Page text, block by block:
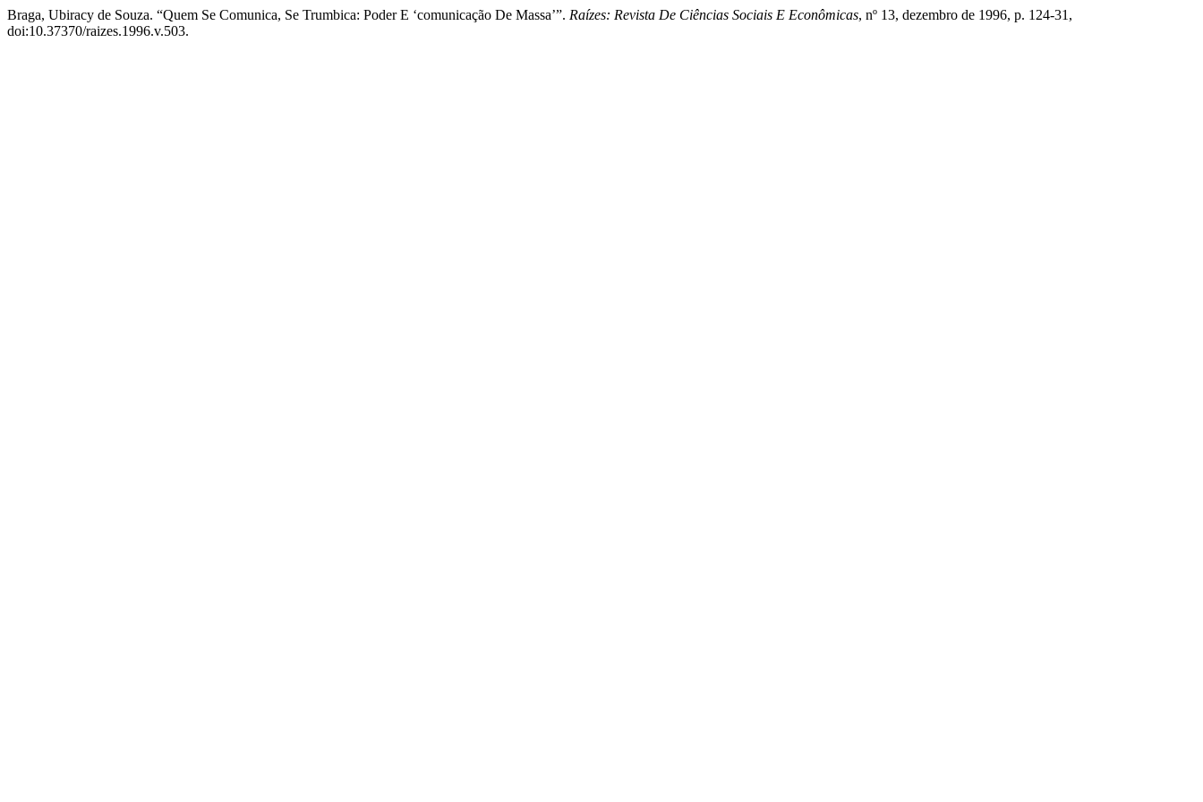
Braga, Ubiracy de Souza. “Quem Se Comunica, Se Trumbica: Poder E ‘comunicação De Massa’”. Raízes: Revista De Ciências Sociais E Econômicas, nº 13, dezembro de 1996, p. 124-31,
doi:10.37370/raizes.1996.v.503.